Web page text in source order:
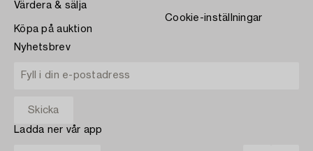
Värdera & sälja
Köpa på auktion
Cookie-inställningar
Nyhetsbrev
Ladda ner vår app